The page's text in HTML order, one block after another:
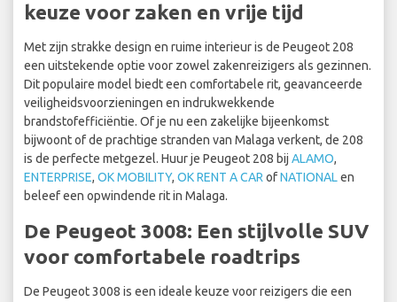
keuze voor zaken en vrije tijd
Met zijn strakke design en ruime interieur is de Peugeot 208
een uitstekende optie voor zowel zakenreizigers als gezinnen.
Dit populaire model biedt een comfortabele rit, geavanceerde
veiligheidsvoorzieningen en indrukwekkende
brandstofefficiëntie. Of je nu een zakelijke bijeenkomst
bijwoont of de prachtige stranden van Malaga verkent, de 208
is de perfecte metgezel. Huur je Peugeot 208 bij ALAMO,
ENTERPRISE, OK MOBILITY, OK RENT A CAR ofNATIONALen
beleef een opwindende rit in Malaga.
De Peugeot 3008: Een stijlvolle SUV
voor comfortabele roadtrips
De Peugeot 3008 is een ideale keuze voor reizigers die een